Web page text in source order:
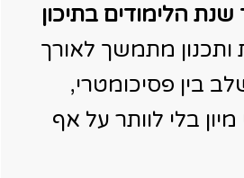
שנת הלימודים בתיכון
מתמשך לאורך
בין פסיכומטרי,
מיון בלי לוותר על אף